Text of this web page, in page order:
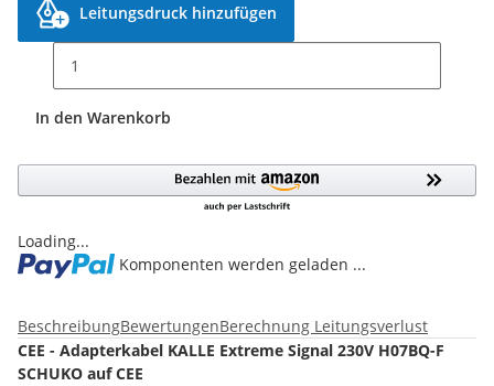
Leitungsdruck hinzufügen
In den Warenkorb
Loading...
Komponenten werden geladen ...
BeschreibungBewertungenBerechnung Leitungsverlust
CEE - Adapterkabel KALLE Extreme Signal 230V H07BQ-F
SCHUKO auf CEE